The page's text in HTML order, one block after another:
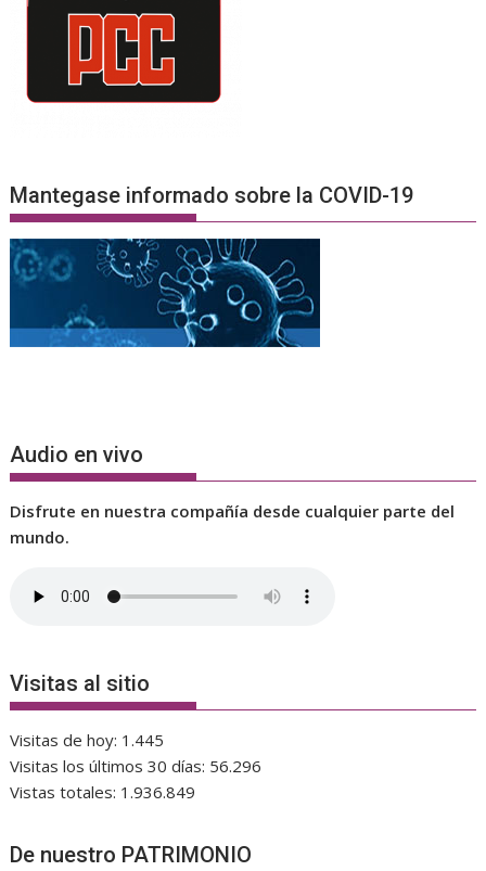
Mantegase informado sobre la COVID-19
Audio en vivo
Disfrute en nuestra compañía desde cualquier parte del
mundo.
Visitas al sitio
Visitas de hoy: 1.445
Visitas los últimos 30 días: 56.296
Vistas totales: 1.936.849
De nuestro PATRIMONIO